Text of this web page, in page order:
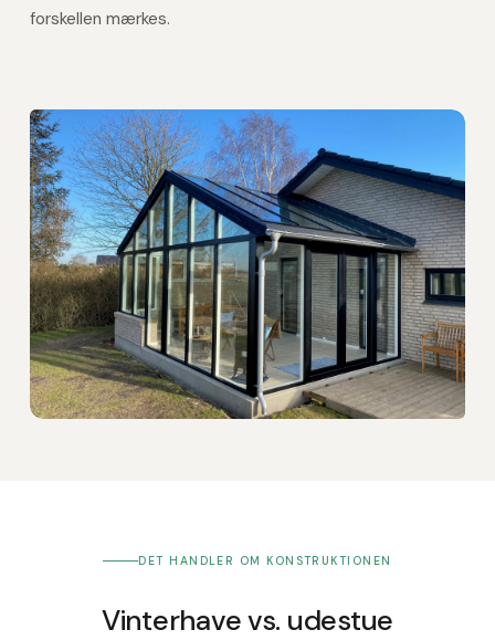
forskellen mærkes.
DET HANDLER OM KONSTRUKTIONEN
Vinterhave vs. udestue